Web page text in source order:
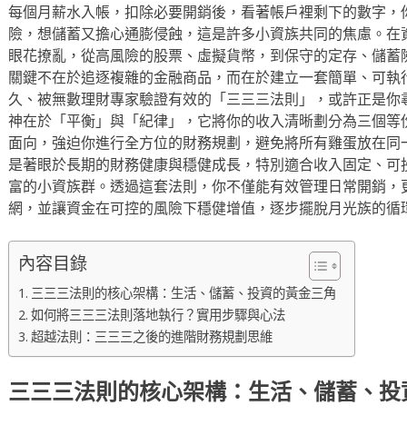
每個月薪水入帳，扣除必要開銷後，看著帳戶裡剩下的數字
險，想儲蓄又擔心通膨侵蝕，這是許多小資族共同的焦慮。
眼花撩亂，從高風險的股票、虛擬貨幣，到保守的定存、儲
關鍵不在於追逐複雜的金融商品，而在於建立一套簡單、可
久、被無數理財專家驗證有效的「三三三法則」，或許正是
神在於「平衡」與「紀律」，它將你的收入清晰劃分為三個
面向，強迫你進行全方位的財務規劃，避免將所有雞蛋放在
是著眼於長期的財務健康與穩健成長，特別適合收入固定、
富的小資族群。透過這套法則，你不僅能有效管理日常開銷
網，並讓資金在可控的風險下穩健增值，逐步擺脫月光族的
內容目錄
三三三法則的核心架構：生活、儲蓄、投資的黃金三角
如何將三三三法則落地執行？實用步驟與心法
超越法則：三三三之後的進階財務規劃思維
三三三法則的核心架構：生活、儲蓄、